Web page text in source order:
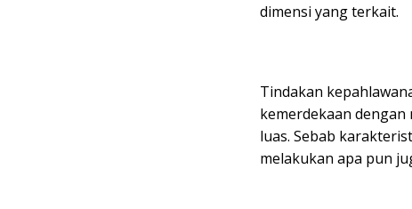
dimensi yang terkait.
Tindakan
kemerdekaan
luas. Sebab
melakukan apa pun